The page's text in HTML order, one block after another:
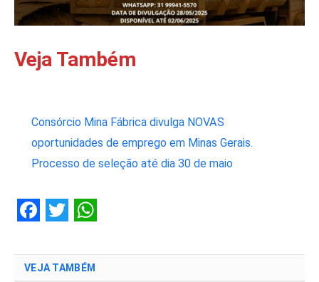
Veja Também
Consórcio Mina Fábrica divulga NOVAS
oportunidades de emprego em Minas Gerais.
Processo de seleção até dia 30 de maio
VEJA TAMBÉM